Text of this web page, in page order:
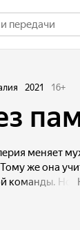
2021 16+
меняет
же она
команды. Но
Или это ей